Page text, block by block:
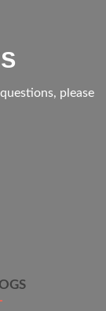
please